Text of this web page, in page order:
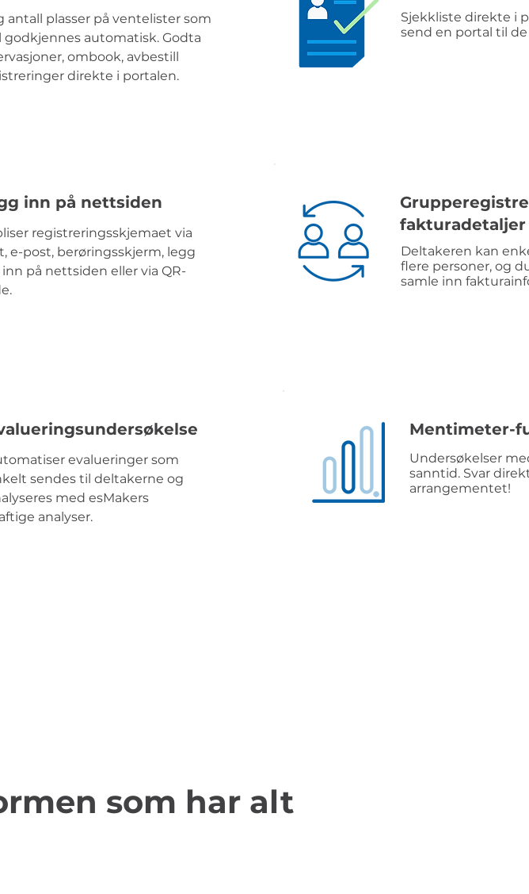
antall plasser på ventelister som
godkjennes automatisk. Godta
ombook, avbestill
direkte i portalen.
Sjekkliste direkte i
send en portal til de
inn på nettsiden
registreringsskjemaet via
e-post, berøringsskjerm, legg
på nettsiden eller via QR-
fakturadetaljer
Deltakeren kan
flere personer, og
samle inn
evalueringer som
sendes til deltakerne og
med esMakers
analyser.
Mentimeter-
Undersøkelser
sanntid. Svar
arrangementet!
som har alt